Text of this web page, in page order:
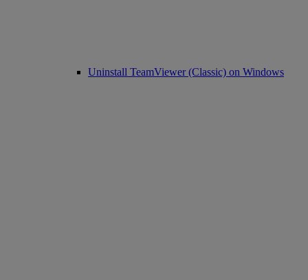
Uninstall TeamViewer (Classic) on Windows